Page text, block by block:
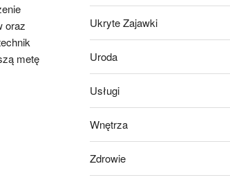
oraz
metę
Ukryte Zajawki
Uroda
Usługi
Wnętrza
Zdrowie